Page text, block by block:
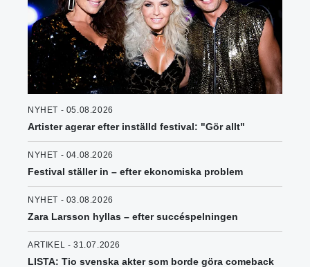
NYHET - 05.08.2026
Artister agerar efter inställd festival: "Gör allt"
NYHET - 04.08.2026
Festival ställer in – efter ekonomiska problem
NYHET - 03.08.2026
Zara Larsson hyllas – efter succéspelningen
ARTIKEL - 31.07.2026
LISTA: Tio svenska akter som borde göra comeback